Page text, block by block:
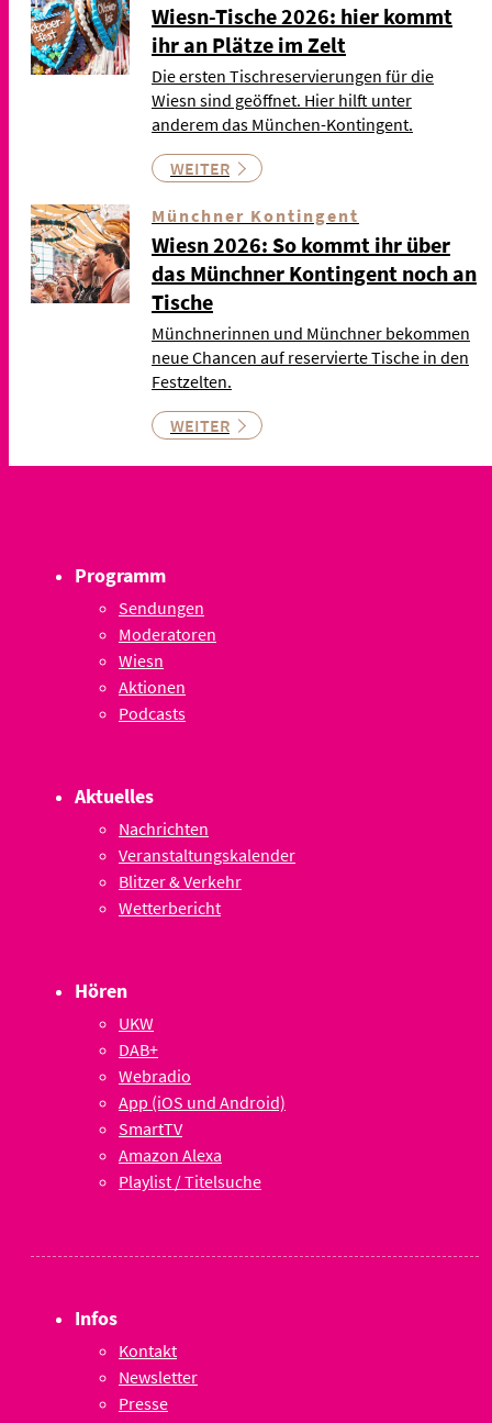
Wiesn-Tische 2026: hier kommt
ihr an Plätze im Zelt
Die ersten Tischreservierungen für die
Wiesn sind geöffnet. Hier hilft unter
anderem das München-Kontingent.
WEITER
Münchner Kontingent
Wiesn 2026: So kommt ihr über
das Münchner Kontingent noch an
Tische
Münchnerinnen und Münchner bekommen
neue Chancen auf reservierte Tische in den
Festzelten.
WEITER
Programm
Sendungen
Moderatoren
Wiesn
Aktionen
Podcasts
Aktuelles
Nachrichten
Veranstaltungskalender
Blitzer & Verkehr
Wetterbericht
Hören
UKW
DAB+
Webradio
App (iOS und Android)
SmartTV
Amazon Alexa
Playlist / Titelsuche
Infos
Kontakt
Newsletter
Presse